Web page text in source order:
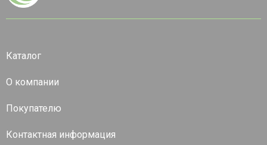
Каталог
О компании
Покупателю
Контактная информация